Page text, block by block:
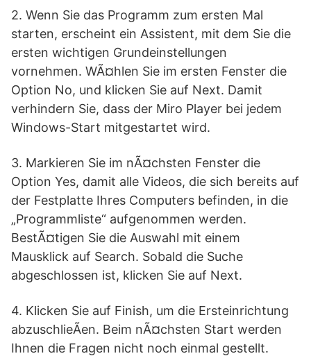
2. Wenn Sie das Programm zum ersten Mal
starten, erscheint ein Assistent, mit dem Sie die
ersten wichtigen Grundeinstellungen
vornehmen. WÃ¤hlen Sie im ersten Fenster die
Option No, und klicken Sie auf Next. Damit
verhindern Sie, dass der Miro Player bei jedem
Windows-Start mitgestartet wird.
3. Markieren Sie im nÃ¤chsten Fenster die
Option Yes, damit alle Videos, die sich bereits auf
der Festplatte Ihres Computers befinden, in die
„Programmliste“ aufgenommen werden.
BestÃ¤tigen Sie die Auswahl mit einem
Mausklick auf Search. Sobald die Suche
abgeschlossen ist, klicken Sie auf Next.
4. Klicken Sie auf Finish, um die Ersteinrichtung
abzuschlieÃen. Beim nÃ¤chsten Start werden
Ihnen die Fragen nicht noch einmal gestellt.